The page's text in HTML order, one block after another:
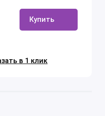
Купить
в 1 клик